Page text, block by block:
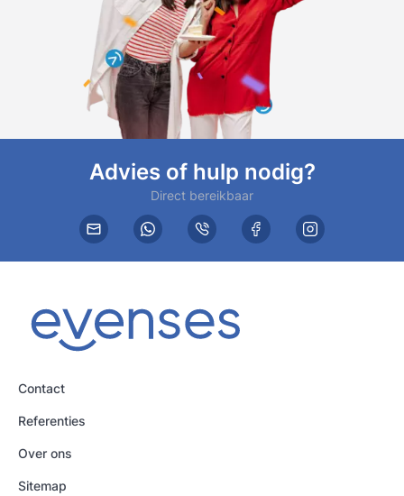
Advies of hulp nodig?
Direct bereikbaar
Contact
Referenties
Over ons
Sitemap